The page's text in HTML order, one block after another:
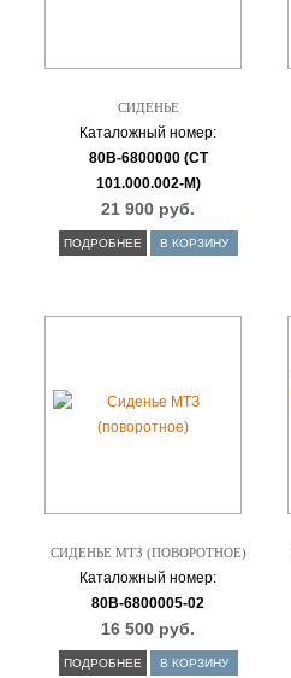
СИДЕНЬЕ
Каталожный номер:
80В-6800000 (СТ
101.000.002-М)
21 900 руб.
ПОДРОБНЕЕ В КОРЗИНУ
СИДЕНЬЕ МТЗ (ПОВОРОТНОЕ)
Каталожный номер:
80В-6800005-02
16 500 руб.
ПОДРОБНЕЕ В КОРЗИНУ